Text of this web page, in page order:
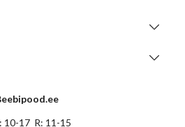
10-17 R: 11-15